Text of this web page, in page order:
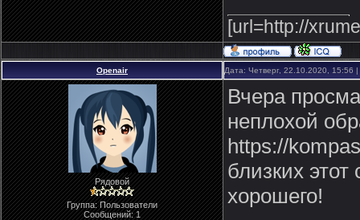
[url=http://
Openair Дата: Четверг, 22.10.2020,
Рядовой
Группа: Пользователи
Сообщений:1
Вчера
неплохой
https://
близких
хорошего!